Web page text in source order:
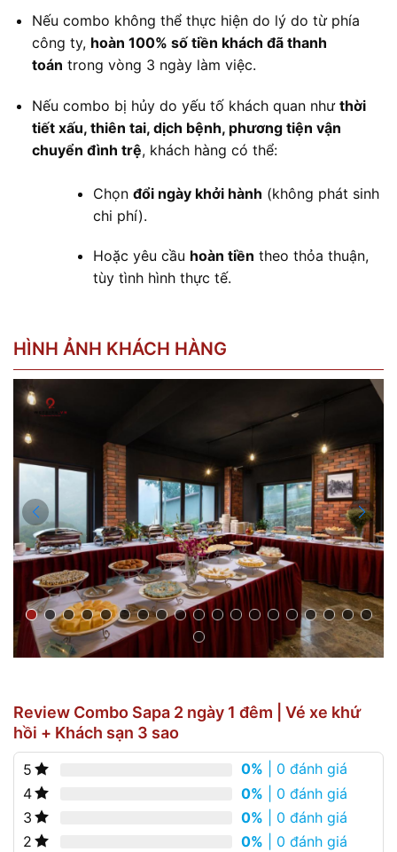
Nếu combo không thể thực hiện do lý do từ phía
công ty, hoàn 100% số tiền khách đã thanh
toán trong vòng 3 ngày làm việc.
Nếu combo bị hủy do yếu tố khách quan như thời
tiết xấu, thiên tai, dịch bệnh, phương tiện vận
chuyển đình trệ, khách hàng có thể:
Chọn đổi ngày khởi hành (không phát sinh
chi phí).
Hoặc yêu cầu hoàn tiền theo thỏa thuận,
tùy tình hình thực tế.
HÌNH ẢNH KHÁCH HÀNG
Review Combo Sapa 2 ngày 1 đêm | Vé xe khứ
hồi + Khách sạn 3 sao
5 0% | 0 đánh giá
4
0% | 0 đánh giá
3
0% | 0 đánh giá
2
0% | 0 đánh giá